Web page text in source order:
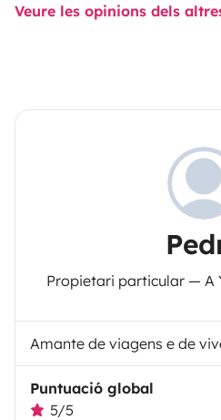
Veure les opinions dels
Propietari particular — A
Amante de viagens e de
Puntuació global
5/5